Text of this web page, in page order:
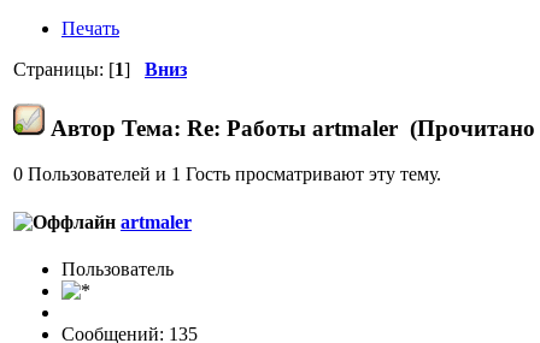
Печать
Страницы: [1] Вниз
Автор Тема: Re: Работы artmaler (Прочитано
0 Пользователей и 1 Гость просматривают эту тему.
artmaler
Пользовaтeль
Сообщений: 135